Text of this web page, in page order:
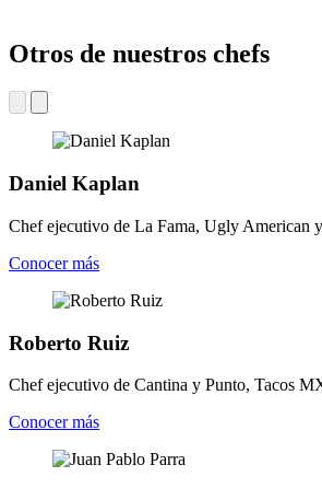
Otros de nuestros chefs
Daniel Kaplan
Chef ejecutivo de La Fama, Ugly American
Conocer más
Roberto Ruiz
Chef ejecutivo de Cantina y Punto, Tacos
Conocer más